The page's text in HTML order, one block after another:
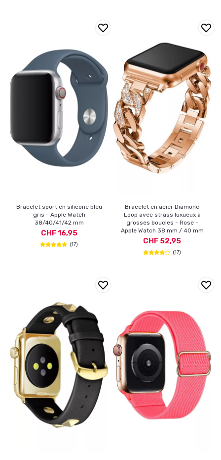
Bracelet sport en silicone bleu
gris - Apple Watch
38/40/41/42 mm
CHF 16,95
(17)
Bracelet en acier Diamond
Loop avec strass luxueux à
grosses boucles - Rose -
Apple Watch 38 mm / 40 mm
CHF 52,95
(17)